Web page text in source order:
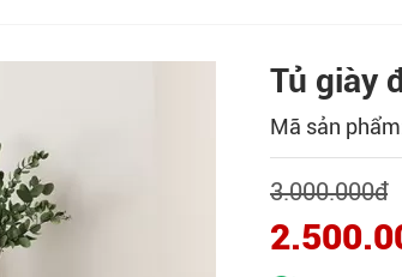
Tủ giày
Mã sản
3.000.000đ